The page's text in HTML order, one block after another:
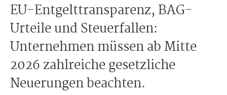
EU-Entgelttransparenz, BAG-
Urteile und Steuerfallen:
Unternehmen müssen ab Mitte
2026 zahlreiche gesetzliche
Neuerungen beachten.